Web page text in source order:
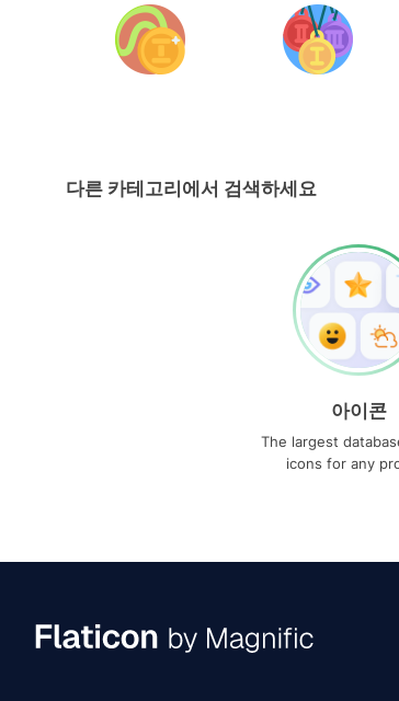
다른 카테고리에서 검색하세요
아이콘
The largest
icons for any